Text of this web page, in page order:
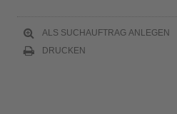
ALS SUCHAUFTRAG ANLEGEN
DRUCKEN